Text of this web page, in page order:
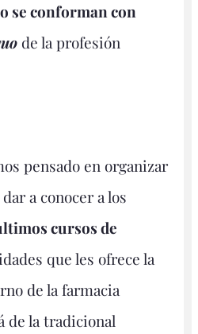
se conforman con
de la profesión
pensado en organizar
a conocer a los
cursos de
que les ofrece la
de la farmacia
de la tradicional